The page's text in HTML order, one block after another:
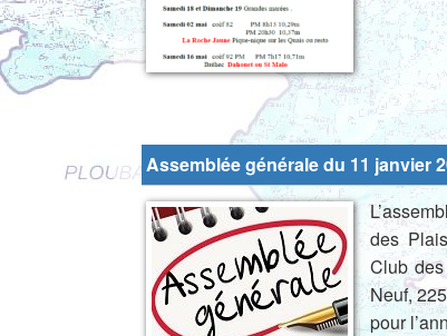
Assemblée générale du 11 janvier
des
Club
Neuf,
pour